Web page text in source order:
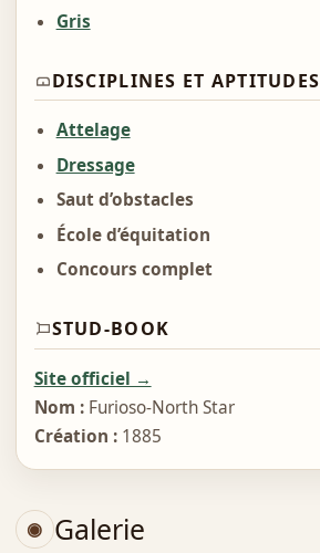
Gris
DISCIPLINES ET APTITUDES
Attelage
Dressage
Saut d’obstacles
École d’équitation
Concours complet
STUD-BOOK
Site officiel →
Nom :Furioso-North Star
Création :1885
Galerie